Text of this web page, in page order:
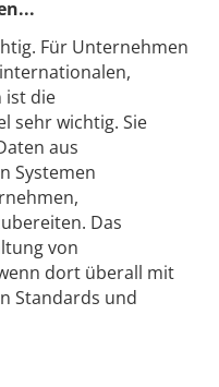
Für Unternehmen
ist die
sehr wichtig. Sie
aus
Systemen
Das
von
dort überall mit
Standards und